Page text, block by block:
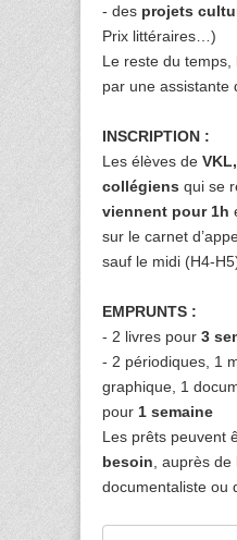
- des projets
Prix littéraires…)
Le reste du temps,
par une assistante
INSCRIPTION :
Les élèves de
collégiens qui se
viennent pour 1h
sur le carnet
sauf le midi (H4-
EMPRUNTS :
- 2 livres pour 3
- 2 périodiques, 1
graphique, 1
pour 1 semaine
Les prêts peuvent
besoin , auprès
documentaliste ou